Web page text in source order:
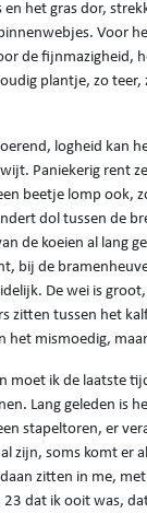
het gras dor,
Voor
de fijnmazigheid,
plantje, zo teer,
logheid kan
Paniekerig rent
beetje lomp ook,
dol tussen de
de koeien al lang
bij de
De wei is
zitten tussen het
het mismoedig,
moet ik de laatste
Lang geleden is
stapeltoren, er
zijn, soms komt er
zitten in me,
dat ik ooit was,